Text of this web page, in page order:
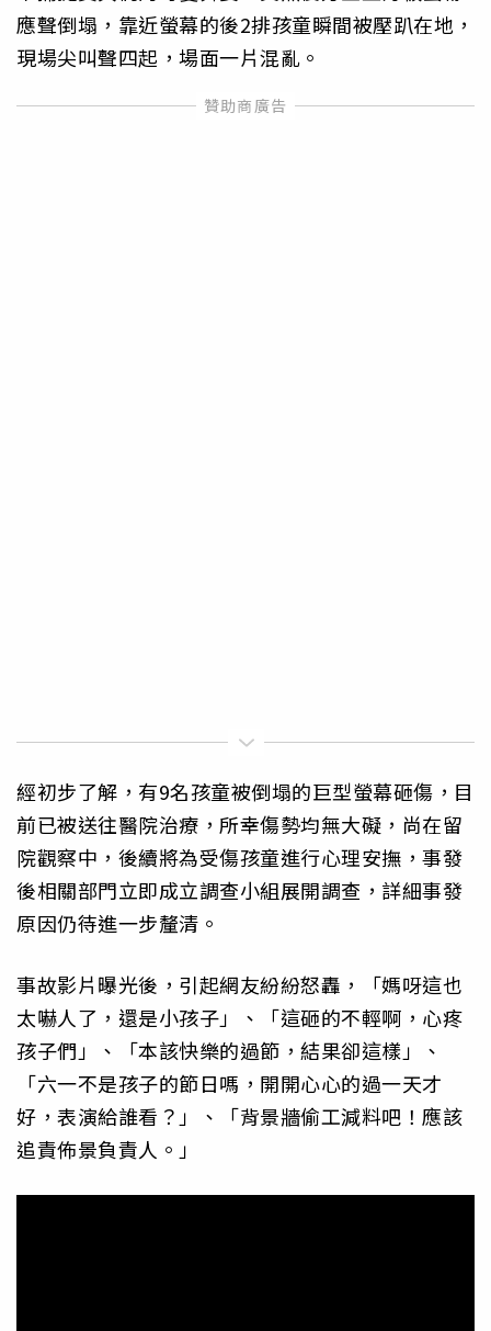
應聲倒塌，靠近螢幕的後2排孩童瞬間被壓趴在地，
現場尖叫聲四起，場面一片混亂。
經初步了解，有9名孩童被倒塌的巨型螢幕砸傷，目
前已被送往醫院治療，所幸傷勢均無大礙，尚在留
院觀察中，後續將為受傷孩童進行心理安撫，事發
後相關部門立即成立調查小組展開調查，詳細事發
原因仍待進一步釐清。
事故影片曝光後，引起網友紛紛怒轟，「媽呀這也
太嚇人了，還是小孩子」、「這砸的不輕啊，心疼
孩子們」、「本該快樂的過節，結果卻這樣」、
「六一不是孩子的節日嗎，開開心心的過一天才
好，表演給誰看？」、「背景牆偷工減料吧！應該
追責佈景負責人。」